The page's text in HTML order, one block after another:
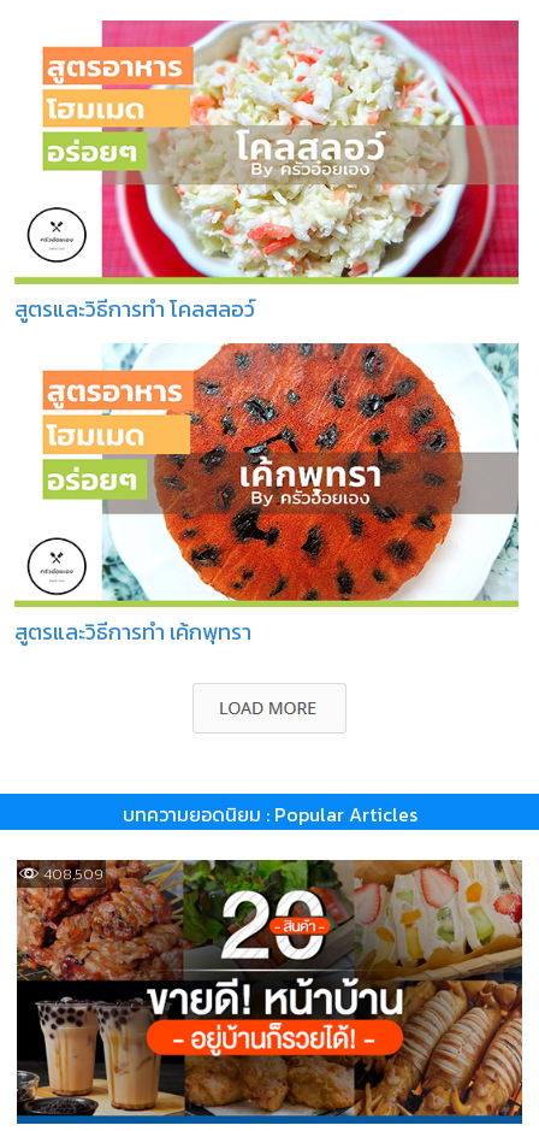
สูตรและวิธีการทำ โคลสลอว์
สูตรและวิธีการทำ เค้กพุทรา
บทความยอดนิยม : Popular Articles
408,509